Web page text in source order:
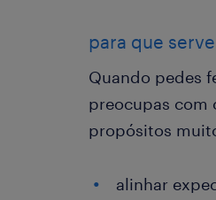
para que
Quando pedes
preocupas com
propósitos
alinhar